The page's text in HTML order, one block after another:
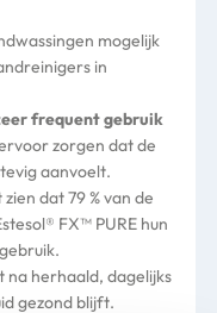
mogelijk
in
frequent gebruik
zorgen dat de
aanvoelt.
dat 79 % van de
FX™ PURE hun
na herhaald, dagelijks
gezond blijft.